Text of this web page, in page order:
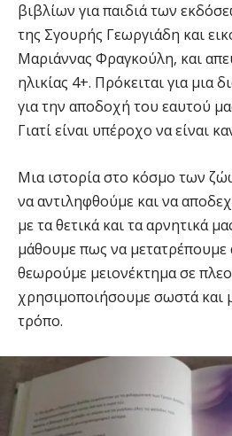
βιβλίων για παιδιά των
της Σγουρής Γεωργιάδη και
Μαριάννας Φραγκούλη, και
ηλικίας 4+. Πρόκειται για μια
για την αποδοχή του εαυτού
Γιατί είναι υπέροχο να είναι
Μια ιστορία στο κόσμο των
να αντιληφθούμε και να
με τα θετικά και τα αρνητικά
μάθουμε πως να μετατρέπουμε
θεωρούμε μειονέκτημα σε
χρησιμοποιήσουμε σωστά και
τρόπο.